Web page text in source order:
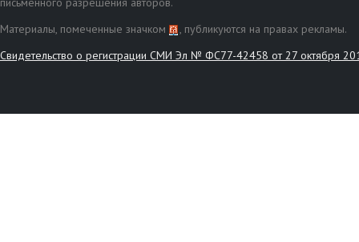
Материалы, помеченные значком
, публикуются на правах рекламы.
Свидетельство о регистрации СМИ Эл № ФС77-42458 от 27 октября